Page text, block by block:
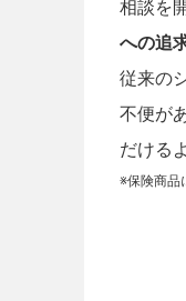
相談を
への追
従来の
不便が
だける
※保険商品